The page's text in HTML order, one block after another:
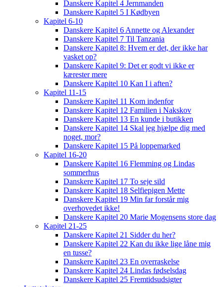
Danskere Kapitel 4 Jernmanden
Danskere Kapitel 5 I Kødbyen
Kapitel 6-10
Danskere Kapitel 6 Annette og Alexander
Danskere Kapitel 7 Til Tanzania
Danskere Kapitel 8: Hvem er det, der ikke har
vasket op?
Danskere Kapitel 9: Det er godt vi ikke er
kærester mere
Danskere Kapitel 10 Kan I i aften?
Kapitel 11-15
Danskere Kapitel 11 Kom indenfor
Danskere Kapitel 12 Familien i Nakskov
Danskere Kapitel 13 En kunde i butikken
Danskere Kapitel 14 Skal jeg hjælpe dig med
noget, mor?
Danskere Kapitel 15 På loppemarked
Kapitel 16-20
Danskere Kapitel 16 Flemming og Lindas
sommerhus
Danskere Kapitel 17 To seje sild
Danskere Kapitel 18 Selfiepigen Mette
Danskere Kapitel 19 Min far forstår mig
overhovedet ikke!
Danskere Kapitel 20 Marie Mogensens store dag
Kapitel 21-25
Danskere Kapitel 21 Sidder du her?
Danskere Kapitel 22 Kan du ikke lige låne mig
en tusse?
Danskere Kapitel 23 En overraskelse
Danskere Kapitel 24 Lindas fødselsdag
Danskere Kapitel 25 Fremtidsudsigter